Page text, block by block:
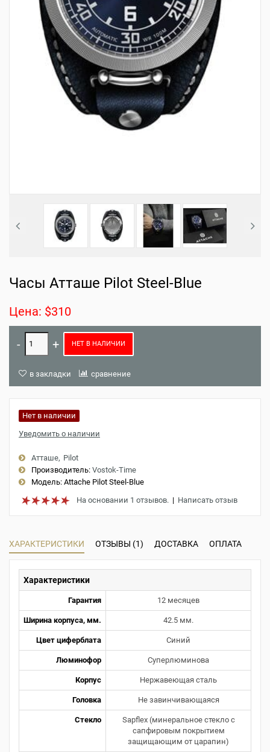
Часы Атташе Pilot Steel-Blue
Цена: $310
НЕТ В НАЛИЧИИ
в закладки сравнение
Нет в наличии
Уведомить о наличии
Атташе Pilot
Производитель: Vostok-Time
Модель: Attache Pilot Steel-Blue
На основании 1 отзывов. | Написать отзыв
ХАРАКТЕРИСТИКИ ОТЗЫВЫ (1) ДОСТАВКА ОПЛАТА
Характеристики
Гарантия 12 месяцев
Ширина корпуса, мм. 42.5 мм.
Цвет циферблата Синий
Люминофор Суперлюминова
Корпус Нержавеющая сталь
Головка Не завинчивающаяся
Стекло
Sapflex (минеральное стекло с
сапфировым покрытием
защищающим от царапин)